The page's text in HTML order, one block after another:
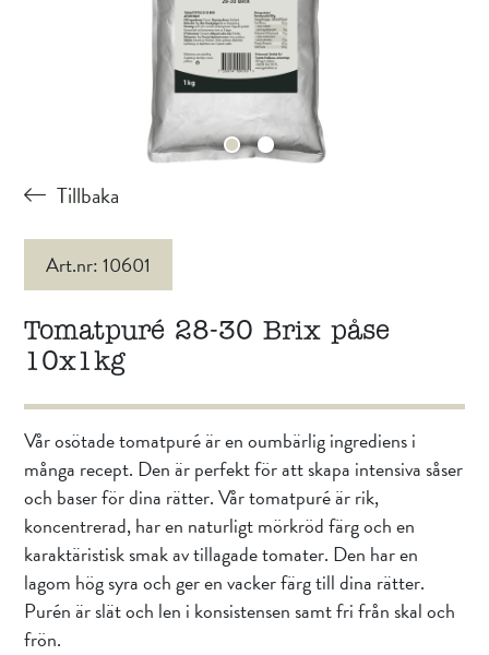
Tillbaka
Art.nr: 10601
Tomatpuré 28-30 Brix påse
10x1kg
Vår osötade tomatpuré är en oumbärlig ingrediens i
många recept. Den är perfekt för att skapa intensiva såser
och baser för dina rätter. Vår tomatpuré är rik,
koncentrerad, har en naturligt mörkröd färg och en
karaktäristisk smak av tillagade tomater. Den har en
lagom hög syra och ger en vacker färg till dina rätter.
Purén är slät och len i konsistensen samt fri från skal och
frön.